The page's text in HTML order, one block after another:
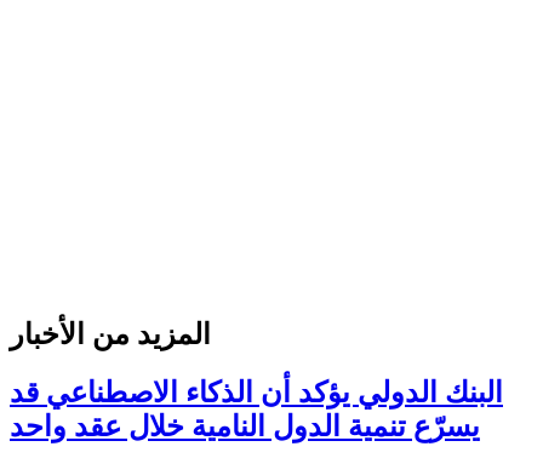
المزيد من الأخبار
البنك الدولي يؤكد أن الذكاء الاصطناعي قد
يسرّع تنمية الدول النامية خلال عقد واحد